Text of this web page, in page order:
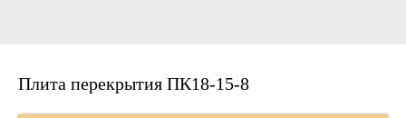
Плита перекрытия ПК18-15-8